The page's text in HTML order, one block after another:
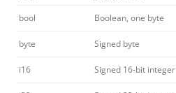
bool Boolean, one byte
byte Signed byte
i16 Signed 16-bit integer